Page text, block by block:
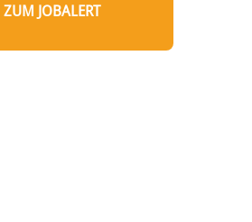
ZUM JOBALERT